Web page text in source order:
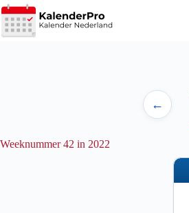
Ga
naar
de
←
Weeknummer 42 in 2022